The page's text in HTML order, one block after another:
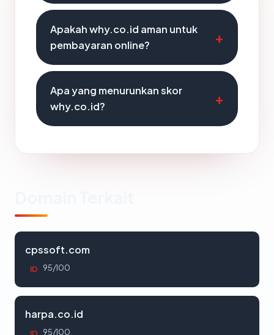
Apakah why.co.id aman untuk
pembayaran online?
Apa yang menurunkan skor
why.co.id?
cpssoft.com
ID 95/100
harpa.co.id
95/100